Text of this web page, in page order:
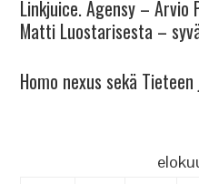
Linkjuice. Agensy – Arvio
Matti Luostarisesta –
Homo nexus sekä